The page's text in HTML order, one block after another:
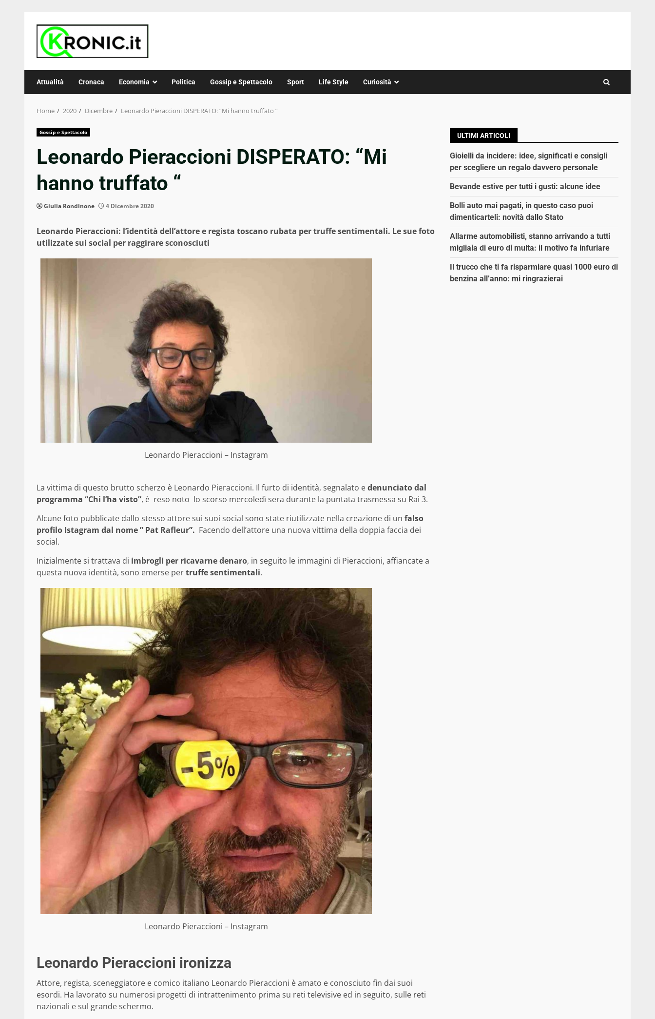
content
Attualità Cronaca Economia Politica Gossip e Spettacolo Sport Life Style Curiosità
Home 2020 Dicembre Leonardo Pieraccioni DISPERATO: “Mi hanno truffato “
Gossip e Spettacolo
Leonardo Pieraccioni DISPERATO: “Mi
hanno truffato “
Giulia Rondinone 4 Dicembre 2020
Leonardo Pieraccioni: l’identità dell’attore e regista toscano rubata per truffe sentimentali. Le sue foto
utilizzate sui social per raggirare sconosciuti
Leonardo Pieraccioni – Instagram
La vittima di questo brutto scherzo è Leonardo Pieraccioni. Il furto di identità, segnalato edenunciato dal
programma “Chi l’ha visto”, è reso noto lo scorso mercoledì sera durante la puntata trasmessa su Rai 3.
Alcune foto pubblicate dallo stesso attore sui suoi social sono state riutilizzate nella creazione di un falso
profilo Istagram dal nome ” Pat Rafleur”. Facendo dell’attore una nuova vittima della doppia faccia dei
social.
Inizialmente si trattava di imbrogli per ricavarne denaro, in seguito le immagini di Pieraccioni, affiancate a
questa nuova identità, sono emerse pertruffe sentimentali.
Leonardo Pieraccioni – Instagram
Leonardo Pieraccioni ironizza
Attore, regista, sceneggiatore e comico italiano Leonardo Pieraccioni è amato e conosciuto fin dai suoi
esordi. Ha lavorato su numerosi progetti di intrattenimento prima su reti televisive ed in seguito, sulle reti
nazionali e sul grande schermo.
ULTIMI ARTICOLI
Gioielli da incidere: idee, significati e consigli
per scegliere un regalo davvero personale
Bevande estive per tutti i gusti: alcune idee
Bolli auto mai pagati, in questo caso puoi
dimenticarteli: novità dallo Stato
Allarme automobilisti, stanno arrivando a tutti
migliaia di euro di multa: il motivo fa infuriare
Il trucco che ti fa risparmiare quasi 1000 euro di
benzina all’anno: mi ringrazierai